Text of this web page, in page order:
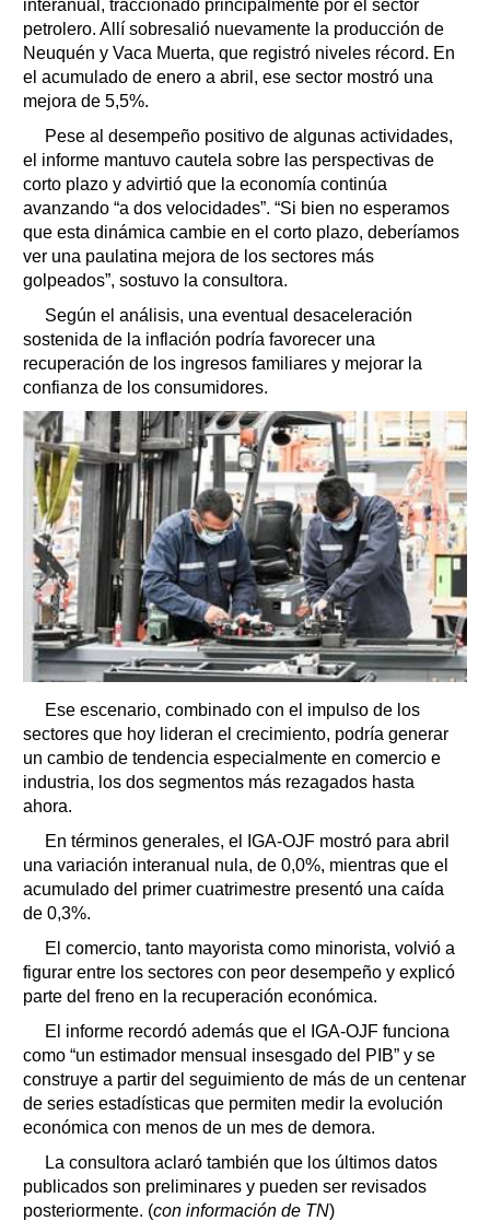
interanual, traccionado principalmente por el sector
petrolero. Allí sobresalió nuevamente la producción de
Neuquén y Vaca Muerta, que registró niveles récord. En
el acumulado de enero a abril, ese sector mostró una
mejora de 5,5%.
Pese al desempeño positivo de algunas actividades,
el informe mantuvo cautela sobre las perspectivas de
corto plazo y advirtió que la economía continúa
avanzando “a dos velocidades”. “Si bien no esperamos
que esta dinámica cambie en el corto plazo, deberíamos
ver una paulatina mejora de los sectores más
golpeados”, sostuvo la consultora.
Según el análisis, una eventual desaceleración
sostenida de la inflación podría favorecer una
recuperación de los ingresos familiares y mejorar la
confianza de los consumidores.
Ese escenario, combinado con el impulso de los
sectores que hoy lideran el crecimiento, podría generar
un cambio de tendencia especialmente en comercio e
industria, los dos segmentos más rezagados hasta
ahora.
En términos generales, el IGA-OJF mostró para abril
una variación interanual nula, de 0,0%, mientras que el
acumulado del primer cuatrimestre presentó una caída
de 0,3%.
El comercio, tanto mayorista como minorista, volvió a
figurar entre los sectores con peor desempeño y explicó
parte del freno en la recuperación económica.
El informe recordó además que el IGA-OJF funciona
como “un estimador mensual insesgado del PIB” y se
construye a partir del seguimiento de más de un centenar
de series estadísticas que permiten medir la evolución
económica con menos de un mes de demora.
La consultora aclaró también que los últimos datos
publicados son preliminares y pueden ser revisados
posteriormente. (con información de TN)